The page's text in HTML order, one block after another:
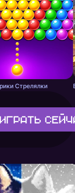
Стрелялки
Играть